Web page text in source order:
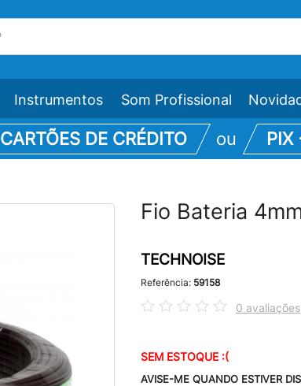
Instrumentos Som Profissional
DE CRÉDITO ou PIX
Fio Bateria
TECHNOISE
Referência: 59158
0 avaliações
SEM ESTOQUE :(
AVISE-ME QUANDO ESTIVER